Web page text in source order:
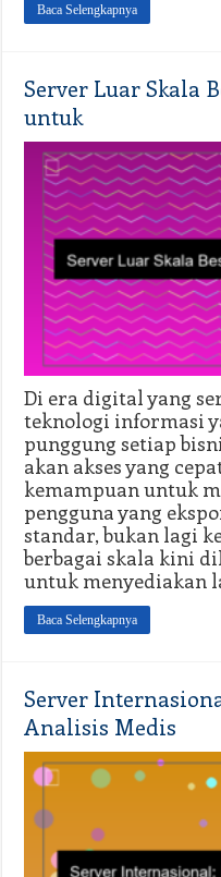
Baca Selengkapnya
Server Luar Skala
untuk
Di era digital yang
teknologi informasi
punggung setiap
akan akses yang
kemampuan untuk
pengguna yang
standar, bukan lagi
berbagai skala kini
untuk menyediakan
Baca Selengkapnya
Server
Analisis Medis